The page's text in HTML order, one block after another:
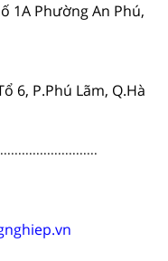
1A Phường An Phú,
6, P.Phú Lãm, Q.Hà